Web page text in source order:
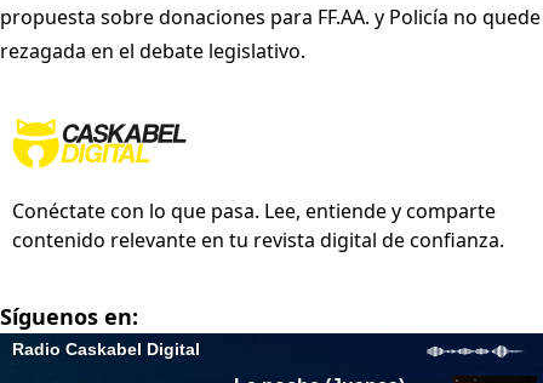
propuesta sobre donaciones para FF.AA. y Policía no quede
rezagada en el debate legislativo.
Conéctate con lo que pasa. Lee, entiende y comparte
contenido relevante en tu revista digital de confianza.
Síguenos en: